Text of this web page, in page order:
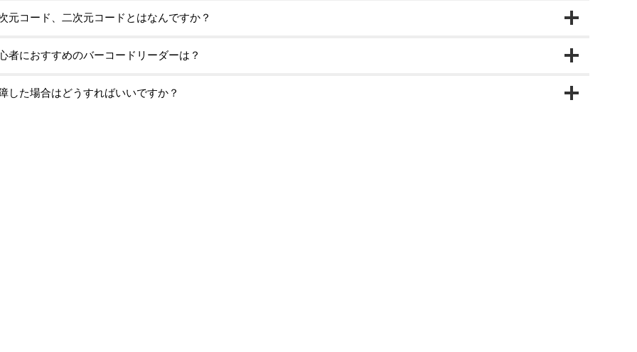
元コード、二次元コードとはなんですか？
者におすすめのバーコードリーダーは？
した場合はどうすればいいですか？